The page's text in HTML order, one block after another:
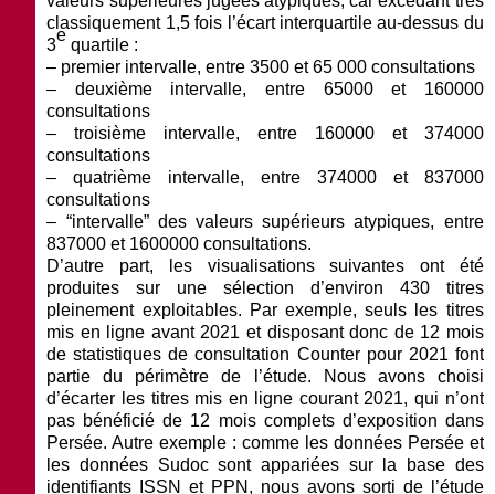
classiquement 1,5 fois l’écart interquartile au-dessus du
3e quartile :
– premier intervalle, entre 3500 et 65 000 consultations
– deuxième intervalle, entre 65000 et 160000
consultations
–troisième intervalle, entre 160000 et 374000
consultations
–quatrième intervalle, entre 374000 et 837000
consultations
– “intervalle” des valeurs supérieurs atypiques, entre
837000 et 1600000 consultations.
D’autre part, les visualisations suivantes ont été
produites sur une sélection d’environ 430 titres
pleinement exploitables. Par exemple, seuls les titres
mis en ligne avant 2021 et disposant donc de 12 mois
de statistiques de consultation Counter pour 2021 font
partie du périmètre de l’étude. Nous avons choisi
d’écarter les titres mis en ligne courant 2021, qui n’ont
pas bénéficié de 12 mois complets d’exposition dans
Persée. Autre exemple : comme les données Persée et
les données Sudoc sont appariées sur la base des
identifiants ISSN et PPN, nous avons sorti de l’étude